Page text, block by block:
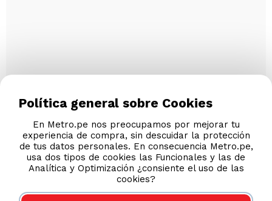
Política general sobre Cookies
En Metro.pe nos preocupamos por mejorar tu
experiencia de compra, sin descuidar la protección
de tus datos personales. En consecuencia Metro.pe,
usa dos tipos de cookies las Funcionales y las de
Analítica y Optimización ¿consiente el uso de las
cookies?